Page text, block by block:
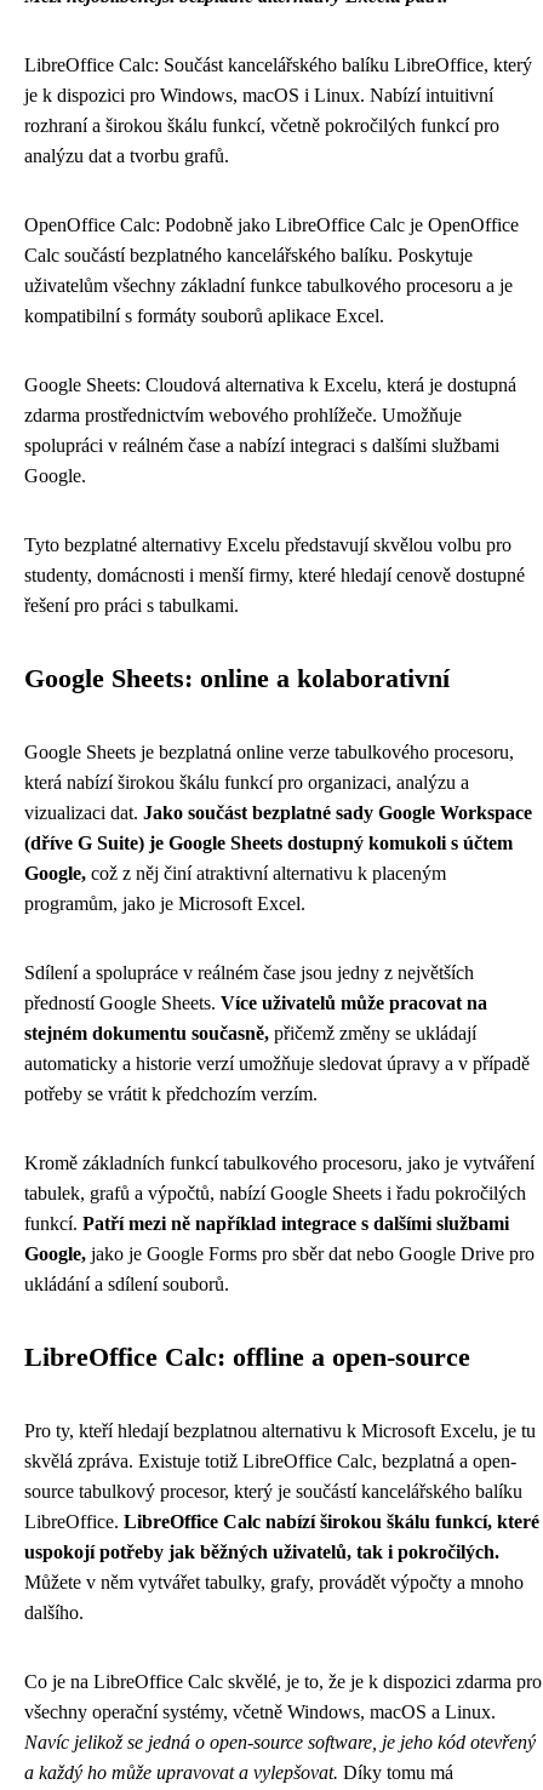
LibreOffice Calc: Součást kancelářského balíku LibreOffice, který
je k dispozici pro Windows, macOS i Linux. Nabízí intuitivní
rozhraní a širokou škálu funkcí, včetně pokročilých funkcí pro
analýzu dat a tvorbu grafů.
OpenOffice Calc: Podobně jako LibreOffice Calc je OpenOffice
Calc součástí bezplatného kancelářského balíku. Poskytuje
uživatelům všechny základní funkce tabulkového procesoru a je
kompatibilní s formáty souborů aplikace Excel.
Google Sheets: Cloudová alternativa k Excelu, která je dostupná
zdarma prostřednictvím webového prohlížeče. Umožňuje
spolupráci v reálném čase a nabízí integraci s dalšími službami
Google.
Tyto bezplatné alternativy Excelu představují skvělou volbu pro
studenty, domácnosti i menší firmy, které hledají cenově dostupné
řešení pro práci s tabulkami.
Google Sheets: online a kolaborativní
Google Sheets je bezplatná online verze tabulkového procesoru,
která nabízí širokou škálu funkcí pro organizaci, analýzu a
vizualizaci dat. Jako součást bezplatné sady Google Workspace
(dříve G Suite) je Google Sheets dostupný komukoli s účtem
Google, což z něj činí atraktivní alternativu k placeným
programům, jako je Microsoft Excel.
Sdílení a spolupráce v reálném čase jsou jedny z největších
předností Google Sheets. Více uživatelů může pracovat na
stejném dokumentu současně, přičemž změny se ukládají
automaticky a historie verzí umožňuje sledovat úpravy a v případě
potřeby se vrátit k předchozím verzím.
Kromě základních funkcí tabulkového procesoru, jako je vytváření
tabulek, grafů a výpočtů, nabízí Google Sheets i řadu pokročilých
funkcí. Patří mezi ně například integrace s dalšími službami
Google, jako je Google Forms pro sběr dat nebo Google Drive pro
ukládání a sdílení souborů.
LibreOffice Calc: offline a open-source
Pro ty, kteří hledají bezplatnou alternativu k Microsoft Excelu, je tu
skvělá zpráva. Existuje totiž LibreOffice Calc, bezplatná a open-
source tabulkový procesor, který je součástí kancelářského balíku
LibreOffice. LibreOffice Calc nabízí širokou škálu funkcí, které
uspokojí potřeby jak běžných uživatelů, tak i pokročilých.
Můžete v něm vytvářet tabulky, grafy, provádět výpočty a mnoho
dalšího.
Co je na LibreOffice Calc skvělé, je to, že je k dispozici zdarma pro
všechny operační systémy, včetně Windows, macOS a Linux.
Navíc jelikož se jedná o open-source software, je jeho kód otevřený
a každý ho může upravovat a vylepšovat. Díky tomu má